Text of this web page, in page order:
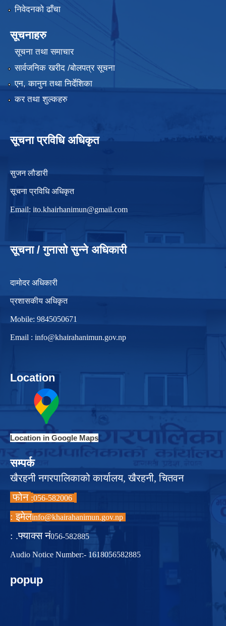
निवेदनको ढाँचा
सूचनाहरु
सूचना तथा समाचार
सार्वजनिक खरीद /बोलपत्र सूचना
एन, कानुन तथा निर्देशिका
कर तथा शुल्कहरु
सूचना प्रविधि अधिकृत
सुजन लौडारी
सूचना प्रविधि अधिकृत
Email: ito.khairhanimun@gmail.com
सूचना / गुनासो सुन्ने अधिकारी
दामोदर अधिकारी
प्रशासकीय अधिकृत
Mobile: 9845050671
Email : info@khairahanimun.gov.np
Location
Location in Google Maps
सम्पर्क
खैरहनी नगरपालिकाको कार्यालय, खैरहनी, चितवन
फोन :
इमेल :info@khairahanimun.gov.np
फ्याक्स नं. :056-582885
popup